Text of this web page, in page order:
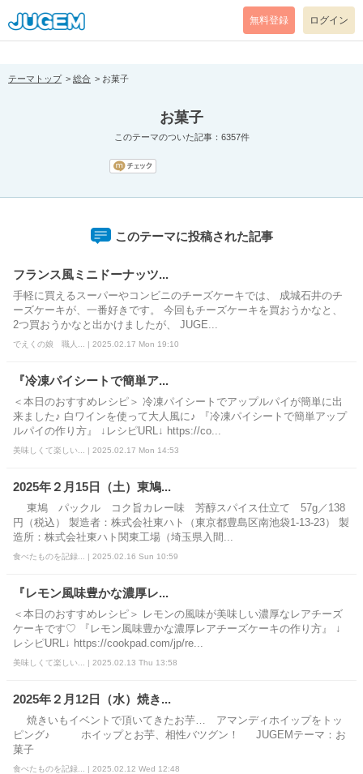
[pear_error: message="Success" code=0 mode=return level=notice
prefix="" info=""]
無料登録 ログイン
テーマトップ 総合 お菓子
お菓子
このテーマのついた記事：6357件
このテーマに投稿された記事
フランス風ミニドーナッツ...
手軽に買えるスーパーやコンビニのチーズケーキでは、 成城石井のチ
ーズケーキが、一番好きです。 今回もチーズケーキを買おうかなと、
2つ買おうかなと出かけましたが、 JUGE...
でえくの娘 職人... | 2025.02.17 Mon 19:10
『冷凍パイシートで簡単ア...
＜本日のおすすめレシピ＞ 冷凍パイシートでアップルパイが簡単に出
来ました♪ 白ワインを使って大人風に♪ 『冷凍パイシートで簡単アップ
ルパイの作り方』 ↓レシピURL↓ https://co...
美味しくて楽しい... | 2025.02.17 Mon 14:53
2025年２月15日（土）東鳩...
東鳩 パックル コク旨カレー味 芳醇スパイス仕立て 57g／138
円（税込） 製造者：株式会社東ハト（東京都豊島区南池袋1-13-23） 製
造所：株式会社東ハト関東工場（埼玉県入間...
食べたものを記録... | 2025.02.16 Sun 10:59
『レモン風味豊かな濃厚レ...
＜本日のおすすめレシピ＞ レモンの風味が美味しい濃厚なレアチーズ
ケーキです♡ 『レモン風味豊かな濃厚レアチーズケーキの作り方』 ↓
レシピURL↓ https://cookpad.com/jp/re...
美味しくて楽しい... | 2025.02.13 Thu 13:58
2025年２月12日（水）焼き...
焼きいもイベントで頂いてきたお芋… アマンディホイップをトッ
ピング♪ ホイップとお芋、相性バツグン！ JUGEMテーマ：お
菓子
食べたものを記録... | 2025.02.12 Wed 12:48